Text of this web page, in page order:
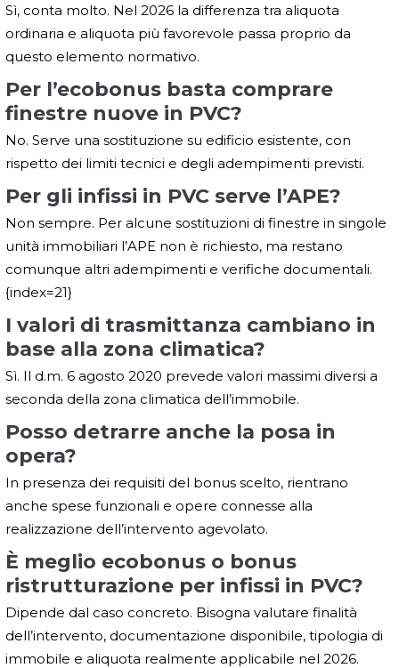
Sì, conta molto. Nel 2026 la differenza tra aliquota
ordinaria e aliquota più favorevole passa proprio da
questo elemento normativo.
Per l’ecobonus basta comprare
finestre nuove in PVC?
No. Serve una sostituzione su edificio esistente, con
rispetto dei limiti tecnici e degli adempimenti previsti.
Per gli infissi in PVC serve l’APE?
Non sempre. Per alcune sostituzioni di finestre in singole
unità immobiliari l’APE non è richiesto, ma restano
comunque altri adempimenti e verifiche documentali.
{index=21}
I valori di trasmittanza cambiano in
base alla zona climatica?
Sì. Il d.m. 6 agosto 2020 prevede valori massimi diversi a
seconda della zona climatica dell’immobile.
Posso detrarre anche la posa in
opera?
In presenza dei requisiti del bonus scelto, rientrano
anche spese funzionali e opere connesse alla
realizzazione dell’intervento agevolato.
È meglio ecobonus o bonus
ristrutturazione per infissi in PVC?
Dipende dal caso concreto. Bisogna valutare finalità
dell’intervento, documentazione disponibile, tipologia di
immobile e aliquota realmente applicabile nel 2026.